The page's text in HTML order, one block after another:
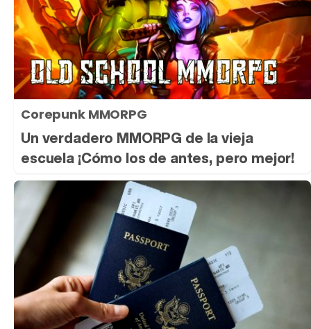
Corepunk MMORPG
Un verdadero MMORPG de la vieja
escuela ¡Cómo los de antes, pero mejor!